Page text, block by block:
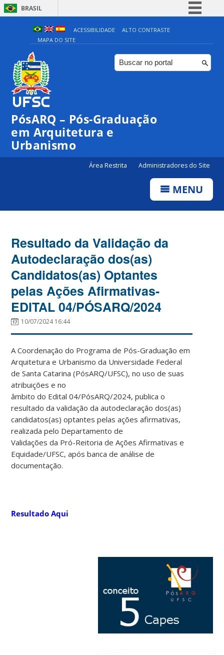
BRASIL
Simplifique!
Comunica BR
Participe
ACESSIBILIDADE
ALTO CONTRASTE
MAPA DO SITE
PósARQ – Pós-Graduação
em Arquitetura e
Urbanismo
Área Restrita Administradores do Site
MENU
Resultado da Validação da
Autodeclaração dos(as)
Candidatos(as) Optantes
pelas Ações Afirmativas-
EDITAL 04/PÓSARQ/2024
10/07/2024 16:44
A Coordenação do Programa de Pós-Graduação em
Arquitetura e Urbanismo da Universidade Federal
de Santa Catarina (PósARQ/UFSC), no uso de suas
atribuições e no
âmbito do Edital 04/PósARQ/2024, publica o
resultado da validação da autodeclaração dos(as)
candidatos(as) optantes pelas ações afirmativas,
realizada pelo Departamento de
Validações da Pró-Reitoria de Ações Afirmativas e
Equidade/UFSC, após banca de análise de
documentação.
Resultado Aqui